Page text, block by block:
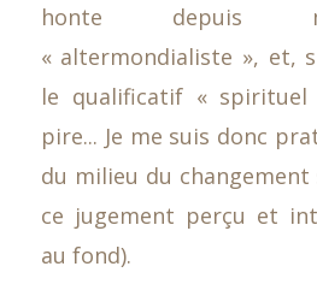
honte depuis
« altermondialiste », et,
le qualificatif « spirituel
pire... Je me suis donc
du milieu du changement
ce jugement perçu et
au fond).